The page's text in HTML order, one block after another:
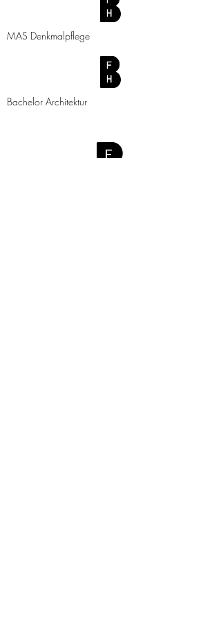
MAS Denkmalpflege
Bachelor Architektur